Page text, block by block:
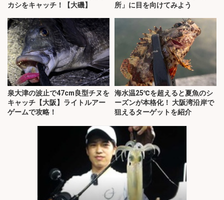
カシをキャッチ！【大磯】
所」に目を向けてみよう
泉大津の波止で47cm良型チヌを
キャッチ【大阪】ライトルアー
ゲームで攻略！
海水温25℃を超えると夏魚のシ
ーズンが本格化！ 大阪湾沿岸で
狙えるターゲットを紹介